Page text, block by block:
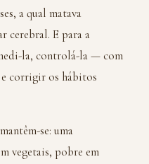
a qual matava
cerebral. E para a
la, controlá-la — com
corrigir os hábitos
se: uma
vegetais, pobre em